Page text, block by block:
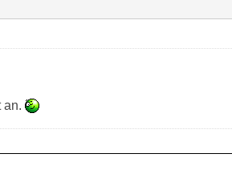
an.